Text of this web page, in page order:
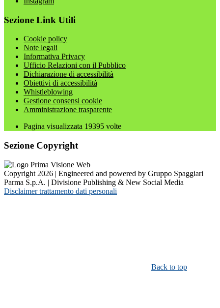
Sezione Link Utili
Cookie policy
Note legali
Informativa Privacy
Ufficio Relazioni con il Pubblico
Dichiarazione di accessibilità
Obiettivi di accessibilità
Whistleblowing
Gestione consensi cookie
Amministrazione trasparente
Pagina visualizzata 19395 volte
Sezione Copyright
Copyright 2026 | Engineered and powered by Gruppo Spaggiari
Parma S.p.A. | Divisione Publishing & New Social Media
Disclaimer trattamento dati personali
Back to top